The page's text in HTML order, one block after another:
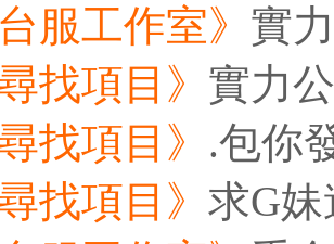
台服工作室》 實
尋找項目》 實力
尋找項目》 .包你
尋找項目》 求G